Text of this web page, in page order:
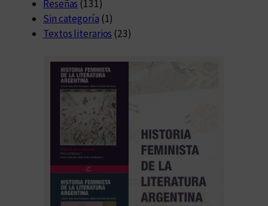
Reseñas (131)
Sin categoría (1)
Textos literarios (23)